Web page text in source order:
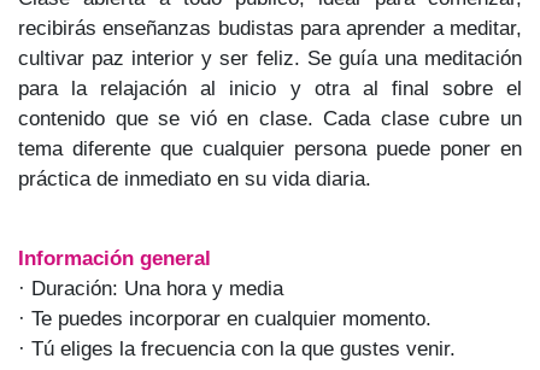
recibirás enseñanzas budistas para aprender a
meditar, cultivar paz interior y ser feliz. Se guía una
meditación para la relajación al inicio y otra al final
sobre el contenido que se vió en clase. Cada clase
cubre un tema diferente que cualquier persona
puede poner en práctica de inmediato en su vida
Información general
· Duración: Una hora y media
· Te puedes incorporar en cualquier momento.